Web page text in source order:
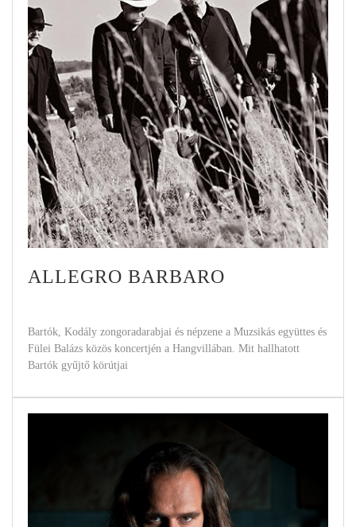
ALLEGRO BARBARO
Bartók, Kodály zongoradarabjai és népzene a Muzsikás együttes és
Fülei Balázs közös koncertjén a Hangvillában. Mit hallhatott
Bartók gyűjtő körútjai